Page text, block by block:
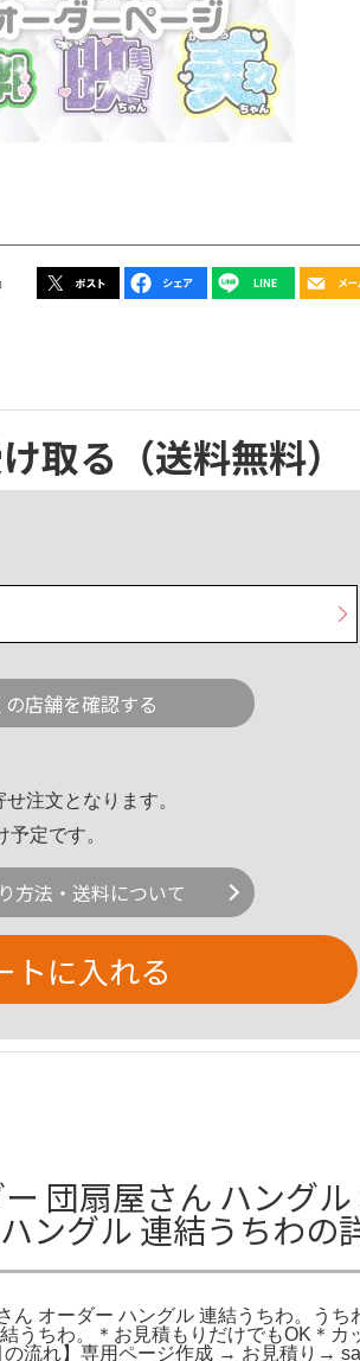
取る （送料無料）
の店舗を確認する
注文となります。
定です。
方法・送料について
トに入れる
団扇屋さん ハング
ングル 連結うちわの
ん オーダー ハングル 連結うちわ。う
うちわ。＊お見積もりだけでもOK＊
流れ】専用ページ作成 → お見積り→